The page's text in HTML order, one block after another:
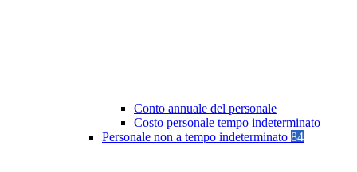
Conto annuale del personale
Costo personale tempo indeterminato
Personale non a tempo indeterminato 84